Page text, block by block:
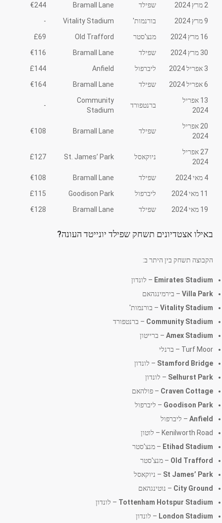
2 מרץ 2024 שפילד Bramall Lane
€244
9 מרץ 2024
בורנמות' Vitality Stadium
-
16 מרץ 2024
מנצ'סטר Old Trafford
£69
30 מרץ 2024
שפילד Bramall Lane
€116
3 אפריל 2024
ליברפול Anfield
£144
6 אפריל 2024
שפילד Bramall Lane
€164
13 אפריל
2024
ברנטפורד
Community
Stadium
-
20 אפריל
2024
שפילד Bramall Lane
€108
27 אפריל
2024
ניוקאסל St. James’ Park
£127
4 מאי 2024 שפילד Bramall Lane
€108
11 מאי 2024
ליברפול Goodison Park
£115
19 מאי 2024
שפילד Bramall Lane
€128
באילו אצטדיונים תשחק שפילד יונייטד העונה?
הקבוצה תשחק בין היתר ב:
Emirates Stadium – לונדון
Villa Park – בירמינגהאם
Vitality Stadium – בורנמות'
Community Stadium – ברנטפורד
Amex Stadium – ברייטון
Turf Moor – ברנלי
Stamford Bridge – לונדון
Selhurst Park – לונדון
Craven Cottage – פולהאם
Goodison Park – ליברפול
Anfield – ליברפול
Kenilworth Road – לוטון
Etihad Stadium – מנצ'סטר
Old Trafford – מנצ'סטר
St James’ Park – ניוקאסל
City Ground – נוטינגהאם
Tottenham Hotspur Stadium – לונדון
London Stadium – לונדון